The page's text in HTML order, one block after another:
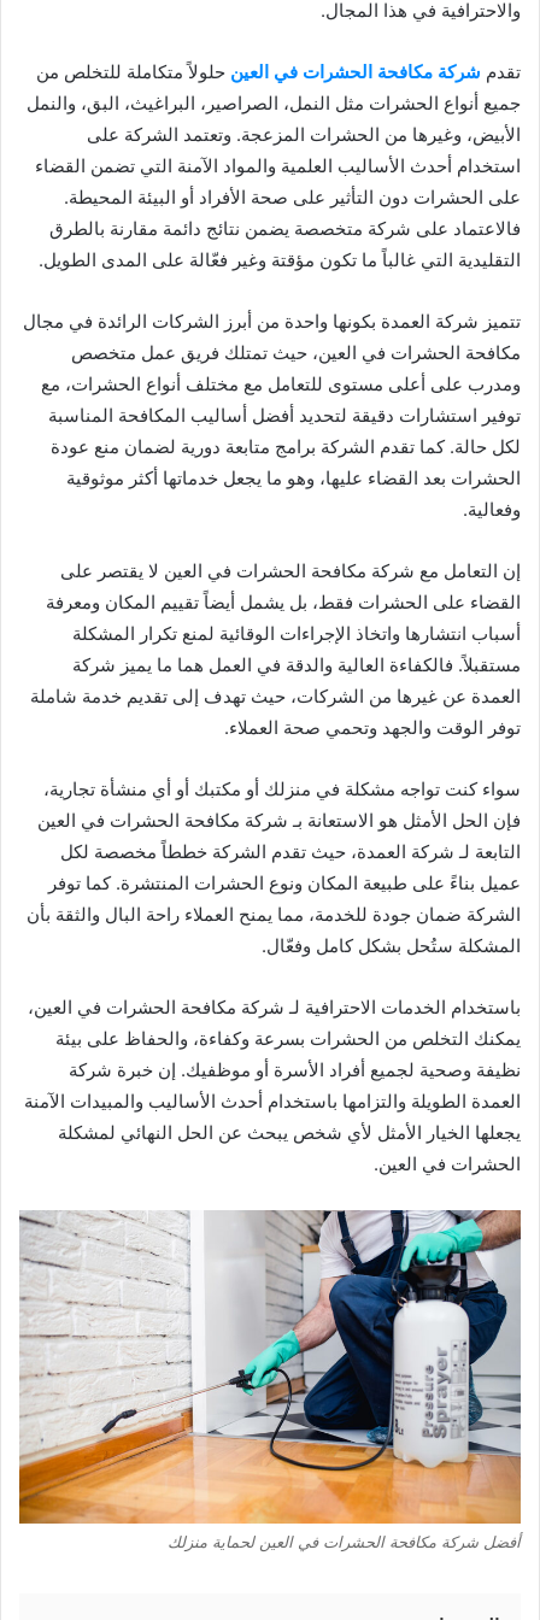
والاحترافية في هذا المجال.
تقدم شركة مكافحة الحشرات في العين حلولاً متكاملة للتخلص من
جميع أنواع الحشرات مثل النمل، الصراصير، البراغيث، البق، والنمل
الأبيض، وغيرها من الحشرات المزعجة. وتعتمد الشركة على
استخدام أحدث الأساليب العلمية والمواد الآمنة التي تضمن القضاء
على الحشرات دون التأثير على صحة الأفراد أو البيئة المحيطة.
فالاعتماد على شركة متخصصة يضمن نتائج دائمة مقارنة بالطرق
التقليدية التي غالباً ما تكون مؤقتة وغير فعّالة على المدى الطويل.
تتميز شركة العمدة بكونها واحدة من أبرز الشركات الرائدة في مجال
مكافحة الحشرات في العين، حيث تمتلك فريق عمل متخصص
ومدرب على أعلى مستوى للتعامل مع مختلف أنواع الحشرات، مع
توفير استشارات دقيقة لتحديد أفضل أساليب المكافحة المناسبة
لكل حالة. كما تقدم الشركة برامج متابعة دورية لضمان منع عودة
الحشرات بعد القضاء عليها، وهو ما يجعل خدماتها أكثر موثوقية
وفعالية.
إن التعامل مع شركة مكافحة الحشرات في العين لا يقتصر على
القضاء على الحشرات فقط، بل يشمل أيضاً تقييم المكان ومعرفة
أسباب انتشارها واتخاذ الإجراءات الوقائية لمنع تكرار المشكلة
مستقبلاً. فالكفاءة العالية والدقة في العمل هما ما يميز شركة
العمدة عن غيرها من الشركات، حيث تهدف إلى تقديم خدمة شاملة
توفر الوقت والجهد وتحمي صحة العملاء.
سواء كنت تواجه مشكلة في منزلك أو مكتبك أو أي منشأة تجارية،
فإن الحل الأمثل هو الاستعانة بـ شركة مكافحة الحشرات في العين
التابعة لـ شركة العمدة، حيث تقدم الشركة خططاً مخصصة لكل
عميل بناءً على طبيعة المكان ونوع الحشرات المنتشرة. كما توفر
الشركة ضمان جودة للخدمة، مما يمنح العملاء راحة البال والثقة بأن
المشكلة ستُحل بشكل كامل وفعّال.
باستخدام الخدمات الاحترافية لـ شركة مكافحة الحشرات في العين،
يمكنك التخلص من الحشرات بسرعة وكفاءة، والحفاظ على بيئة
نظيفة وصحية لجميع أفراد الأسرة أو موظفيك. إن خبرة شركة
العمدة الطويلة والتزامها باستخدام أحدث الأساليب والمبيدات الآمنة
يجعلها الخيار الأمثل لأي شخص يبحث عن الحل النهائي لمشكلة
الحشرات في العين.
أفضل شركة مكافحة الحشرات في العين لحماية منزلك